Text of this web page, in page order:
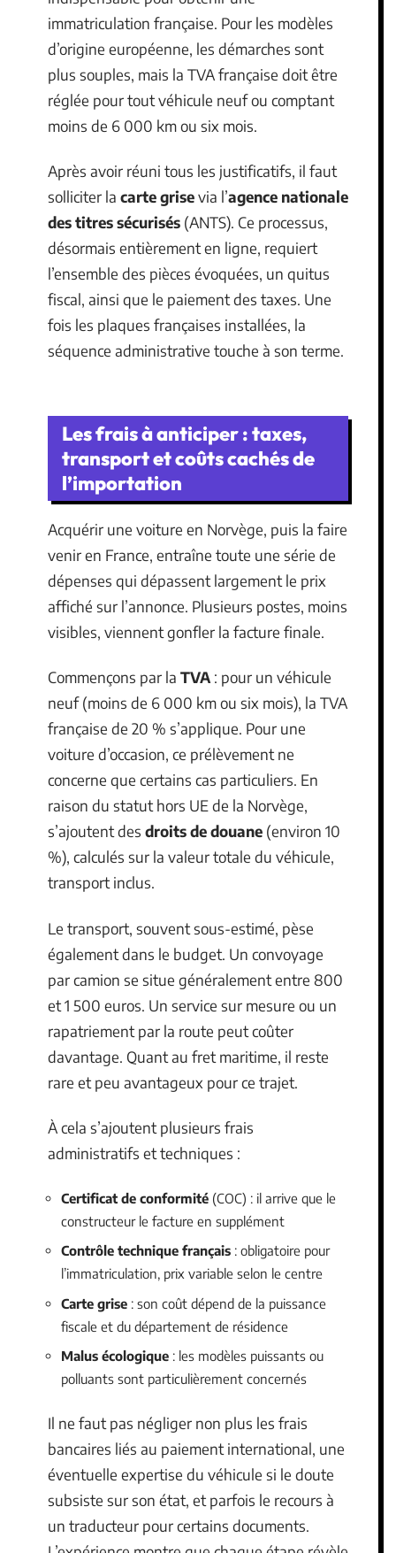
immatriculation française. Pour les modèles
d’origine européenne, les démarches sont
plus souples, mais la TVA française doit être
réglée pour tout véhicule neuf ou comptant
moins de 6 000 km ou six mois.
Après avoir réuni tous les justificatifs, il faut
solliciter la carte grisevia l’agence nationale
des titres sécurisés (ANTS). Ce processus,
désormais entièrement en ligne, requiert
l’ensemble des pièces évoquées, un quitus
fiscal, ainsi que le paiement des taxes. Une
fois les plaques françaises installées, la
séquence administrative touche à son terme.
Les frais à anticiper : taxes,
transport et coûts cachés de
l’importation
Acquérir une voiture en Norvège, puis la faire
venir en France, entraîne toute une série de
dépenses qui dépassent largement le prix
affiché sur l’annonce. Plusieurs postes, moins
visibles, viennent gonfler la facture finale.
Commençons par la TVA : pour un véhicule
neuf (moins de 6 000 km ou six mois), la TVA
française de 20 % s’applique. Pour une
voiture d’occasion, ce prélèvement ne
concerne que certains cas particuliers. En
raison du statut hors UE de la Norvège,
s’ajoutent des droits de douane (environ 10
%), calculés sur la valeur totale du véhicule,
transport inclus.
Le transport, souvent sous-estimé, pèse
également dans le budget. Un convoyage
par camion se situe généralement entre 800
et 1 500 euros. Un service sur mesure ou un
rapatriement par la route peut coûter
davantage. Quant au fret maritime, il reste
rare et peu avantageux pour ce trajet.
À cela s’ajoutent plusieurs frais
administratifs et techniques :
Certificat de conformité (COC) : il arrive que le
constructeur le facture en supplément
Contrôle technique français : obligatoire pour
l’immatriculation, prix variable selon le centre
Carte grise : son coût dépend de la puissance
fiscale et du département de résidence
Malus écologique : les modèles puissants ou
polluants sont particulièrement concernés
Il ne faut pas négliger non plus les frais
bancaires liés au paiement international, une
éventuelle expertise du véhicule si le doute
subsiste sur son état, et parfois le recours à
un traducteur pour certains documents.